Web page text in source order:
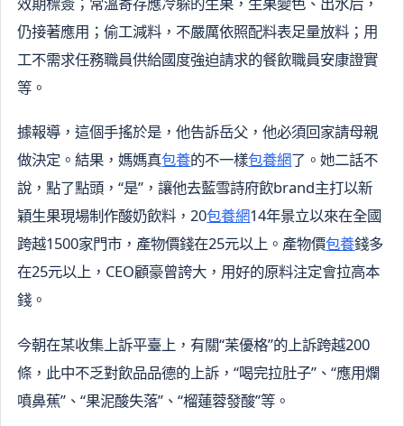
仍接著應用；偷工減料，不嚴厲依照配料表足量放料；用
工不需求任務職員供給國度強迫請求的餐飲職員安康證實
等。
據報導，這個手搖於是，他告訴岳父，他必須回家請母親
做決定。結果，媽媽真包養的不一樣包養網了。她二話不
說，點了點頭，“是”，讓他去藍雪詩府飲brand主打以新
穎生果現場制作酸奶飲料，20包養網14年景立以來在全國
跨越1500家門市，產物價錢在25元以上。產物價包養錢多
在25元以上，CEO顧豪曾誇大，用好的原料注定會拉高本
錢。
今朝在某收集上訴平臺上，有關“苿優格”的上訴跨越200
條，此中不乏對飲品品德的上訴，“喝完拉肚子”、“應用爛
噴鼻蕉”、“果泥酸失落”、“榴蓮蓉發酸”等。